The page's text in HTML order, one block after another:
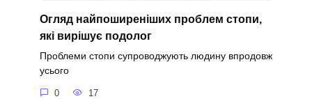
Огляд найпоширеніших проблем стопи,
які вирішує подолог
Проблеми стопи супроводжують людину впродовж
усього
0 17